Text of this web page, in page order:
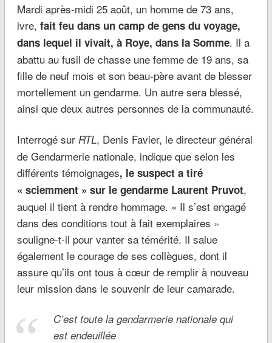
Mardi après-midi 25 août, un homme de 73 ans,
ivre, fait feu dans un camp de gens du voyage,
dans lequel il vivait, à Roye, dans la Somme. Il a
abattu au fusil de chasse une femme de 19 ans, sa
fille de neuf mois et son beau-père avant de blesser
mortellement un gendarme. Un autre sera blessé,
ainsi que deux autres personnes de la communauté.
Interrogé sur RTL, Denis Favier, le directeur général
de Gendarmerie nationale, indique que selon les
différents témoignages, le suspect a tiré
« sciemment » sur le gendarme Laurent Pruvot,
auquel il tient à rendre hommage. « Il s’est engagé
dans des conditions tout à fait exemplaires »
souligne-t-il pour vanter sa témérité. Il salue
également le courage de ses collègues, dont il
assure qu’ils ont tous à cœur de remplir à nouveau
leur mission dans le souvenir de leur camarade.
C’est toute la gendarmerie nationale qui
est endeuillée